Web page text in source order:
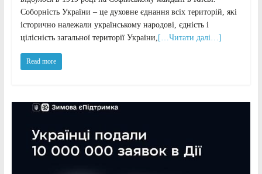
Соборність України – це духовне єднання всіх територій, які
історично належали українському народові, єдність і
цілісність загальної території України, […Читати далі…]
Read more